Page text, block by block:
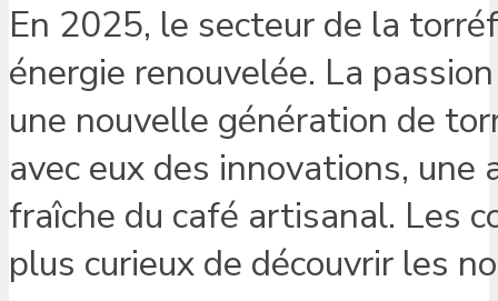
En 2025, le secteur de la
énergie renouvelée. La
une nouvelle génération de
avec eux des innovations,
fraîche du café artisanal. Les
plus curieux de découvrir les